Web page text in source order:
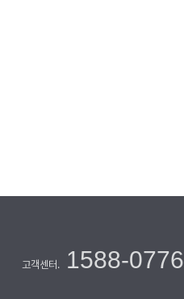
고객센터. 1588-0776